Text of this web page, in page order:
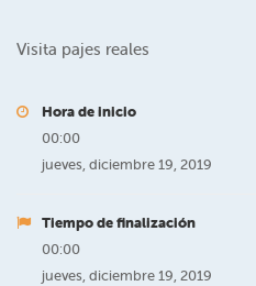
Visita pajes reales
Hora de inicio
00:00
jueves, diciembre 19, 2019
Tiempo de finalización
00:00
jueves, diciembre 19, 2019